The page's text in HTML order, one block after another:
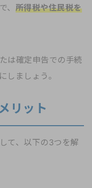
、 所得税や住民税を
は確定申告での手続
しましょう。
リット
て、以下の3つを解